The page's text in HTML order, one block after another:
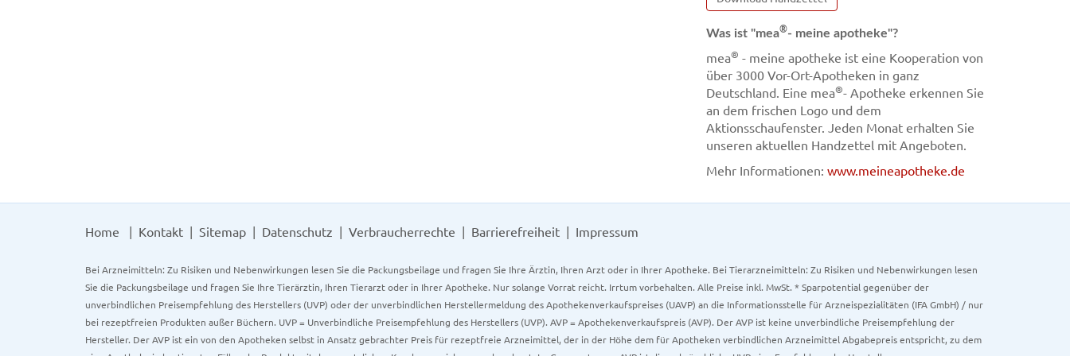
Was ist "mea®- meine apotheke"?
mea® - meine apotheke ist eine Kooperation von
über 3000 Vor-Ort-Apotheken in ganz
Deutschland. Eine mea®- Apotheke erkennen Sie
an dem frischen Logo und dem
Aktionsschaufenster. Jeden Monat erhalten Sie
unseren aktuellen Handzettel mit Angeboten.
Mehr Informationen: www.meineapotheke.de
Home Kontakt Sitemap Datenschutz Verbraucherrechte Barrierefreiheit Impressum
Bei Arzneimitteln: Zu Risiken und Nebenwirkungen lesen Sie die Packungsbeilage und fragen Sie Ihre Ärztin, Ihren Arzt oder in Ihrer Apotheke. Bei Tierarzneimitteln: Zu Risiken und Nebenwirkungen lesen
Sie die Packungsbeilage und fragen Sie Ihre Tierärztin, Ihren Tierarzt oder in Ihrer Apotheke. Nur solange Vorrat reicht. Irrtum vorbehalten. Alle Preise inkl. MwSt. * Sparpotential gegenüber der
unverbindlichen Preisempfehlung des Herstellers (UVP) oder der unverbindlichen Herstellermeldung des Apothekenverkaufspreises (UAVP) an die Informationsstelle für Arzneispezialitäten (IFA GmbH) / nur
bei rezeptfreien Produkten außer Büchern. UVP = Unverbindliche Preisempfehlung des Herstellers (UVP). AVP = Apothekenverkaufspreis (AVP). Der AVP ist keine unverbindliche Preisempfehlung der
Hersteller. Der AVP ist ein von den Apotheken selbst in Ansatz gebrachter Preis für rezeptfreie Arzneimittel, der in der Höhe dem für Apotheken verbindlichen Arzneimittel Abgabepreis entspricht, zu dem